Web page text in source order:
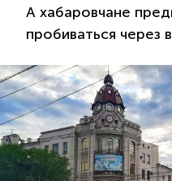
А хабаровчане
пробиваться через